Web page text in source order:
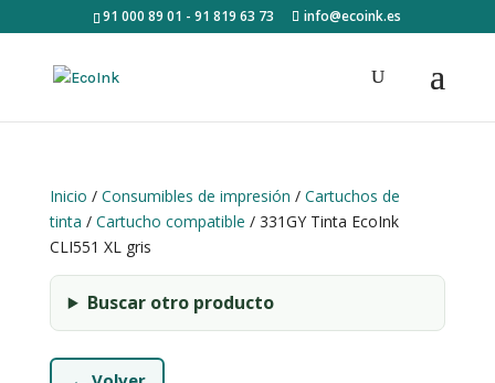
91 000 89 01 - 91 819 63 73 info@ecoink.es
Inicio / Consumibles de impresión / Cartuchos de
tinta / Cartucho compatible / 331GY Tinta EcoInk
CLI551 XL gris
Buscar otro producto